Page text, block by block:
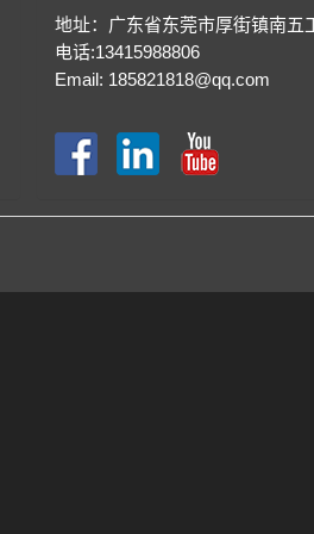
地址：广东省东莞市厚街镇南五
电话:13415988806
Email: 185821818@qq.com